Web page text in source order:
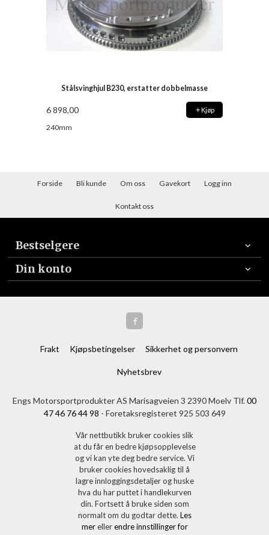
Stålsvinghjul B230, erstatter dobbelmasse
6 898,00 Kjøp
240mm
Forside Bli kunde Om oss Gavekort Logg inn
Kontakt oss
Bestselgere
Din konto
Frakt Kjøpsbetingelser Sikkerhet og personvern
Nyhetsbrev
Engs Motorsportprodukter AS Marisagveien 3 2390 Moelv Tlf.00
47 46 76 44 98 - Foretaksregisteret 925 503 649
Vår nettbutikk bruker cookies slik
at du får en bedre kjøpsopplevelse
og vi kan yte deg bedre service. Vi
bruker cookies hovedsaklig til å
lagre innloggingsdetaljer og huske
hva du har puttet i handlekurven
din. Fortsett å bruke siden som
normalt om du godtar dette. Les
merellerendre innstillinger for